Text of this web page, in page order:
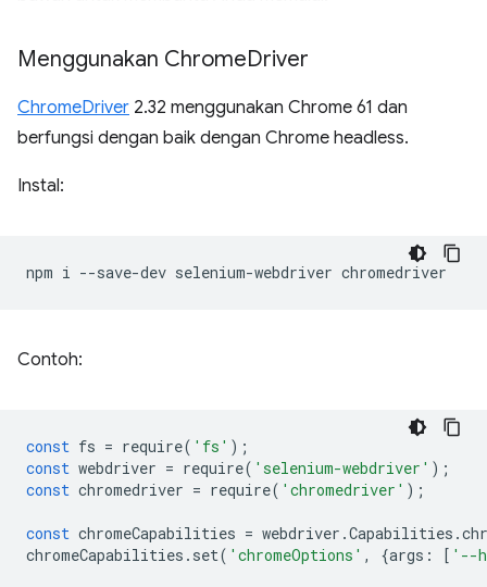
Menggunakan ChromeDriver
ChromeDriver 2.32 menggunakan Chrome 61 dan
berfungsi dengan baik dengan Chrome headless.
Instal:
npm i --save-dev selenium-webdriver
Contoh:
const fs = require( 'fs' );
const webdriver = require( 'selenium-webdriver' );
const chromedriver = require( 'chromedriver' );
const chromeCapabilities = webdriver .Capabilities .
chromeCapabilities . set( 'chromeOptions' , {args : [ '--